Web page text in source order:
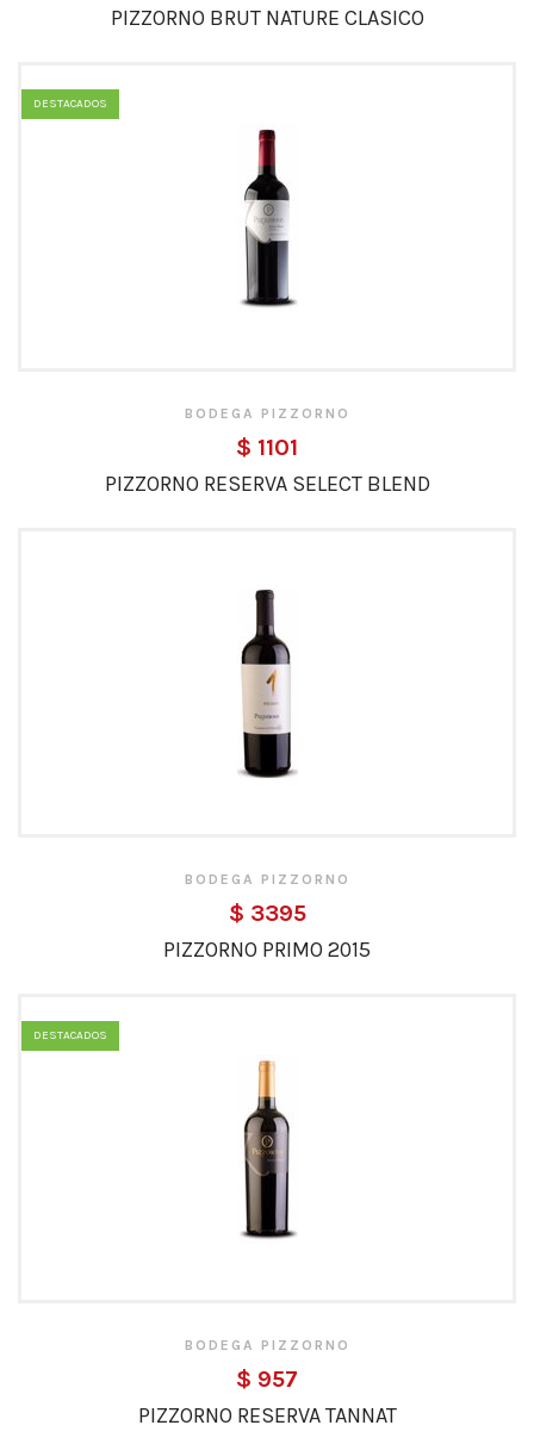
PIZZORNO BRUT NATURE CLASICO
DESTACADOS
BODEGA PIZZORNO
$ 1101
PIZZORNO RESERVA SELECT BLEND
BODEGA PIZZORNO
$ 3395
PIZZORNO PRIMO 2015
DESTACADOS
BODEGA PIZZORNO
$ 957
PIZZORNO RESERVA TANNAT